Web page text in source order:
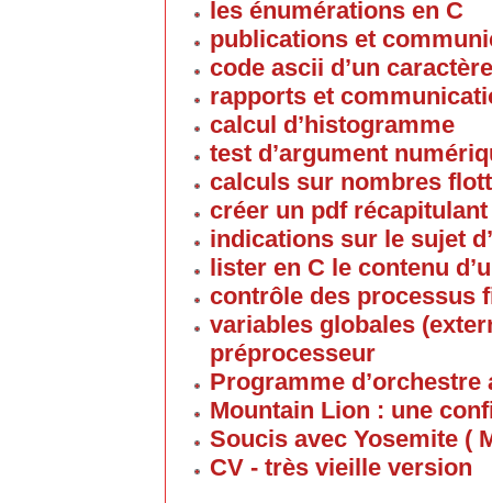
les énumérations en C
publications et
code ascii d’un caractère
rapports et
calcul d’histogramme
test d’argument
calculs sur nombres
créer un pdf
indications sur le sujet
lister en C le contenu
contrôle des processus
variables globales
préprocesseur
Programme d’orchestre
Mountain Lion : une
Soucis avec Yosemite (
CV - très vieille version